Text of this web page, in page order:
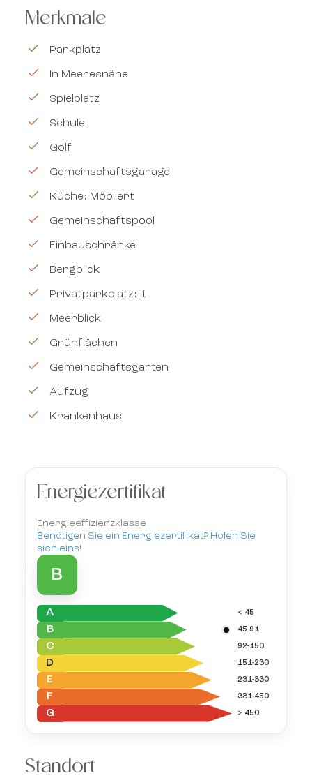
Merkmale
Parkplatz
In Meeresnähe
Spielplatz
Schule
Golf
Gemeinschaftsgarage
Küche: Möbliert
Gemeinschaftspool
Einbauschränke
Bergblick
Privatparkplatz: 1
Meerblick
Grünflächen
Gemeinschaftsgarten
Aufzug
Krankenhaus
Energiezertifikat
Energieeffizienzklasse
Benötigen Sie ein Energiezertifikat? Holen Sie
sich eins!
B
A < 45
B 45-91
C 92-150
D 151-230
E 231-330
F 331-450
G > 450
Standort